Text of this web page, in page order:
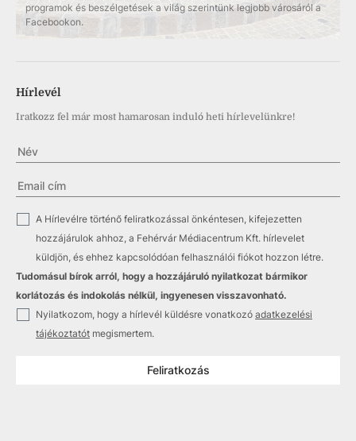
programok és beszélgetések a világ szerintünk legjobb városáról a
Facebookon.
Hírlevél
Iratkozz fel már most hamarosan induló heti hírlevelünkre!
✓
A Hírlevélre történő feliratkozással önkéntesen, kifejezetten
hozzájárulok ahhoz, a Fehérvár Médiacentrum Kft. hírlevelet
küldjön, és ehhez kapcsolódóan felhasználói fiókot hozzon létre.
Tudomásul bírok arról, hogy a hozzájáruló nyilatkozat bármikor
korlátozás és indokolás nélkül, ingyenesen visszavonható.
✓ Nyilatkozom, hogy a hírlevél küldésre vonatkozó adatkezelési
tájékoztatót megismertem.
Feliratkozás